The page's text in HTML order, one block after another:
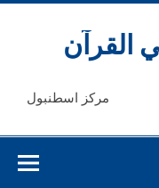
القرآن
مركز اسطنبول